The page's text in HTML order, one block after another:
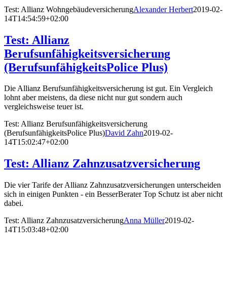
Test: Allianz WohngebäudeversicherungAlexander Herbert2019-02-
14T14:54:59+02:00
Test: Allianz
Berufsunfähigkeitsversicherung
(BerufsunfähigkeitsPolice Plus)
Die Allianz Berufsunfähigkeitsversicherung ist gut. Ein Vergleich
lohnt aber meistens, da diese nicht nur gut sondern auch
vergleichsweise teuer ist.
Test: Allianz Berufsunfähigkeitsversicherung
(BerufsunfähigkeitsPolice Plus)David Zahn2019-02-
14T15:02:47+02:00
Test: Allianz Zahnzusatzversicherung
Die vier Tarife der Allianz Zahnzusatzversicherungen unterscheiden
sich in einigen Punkten - ein BesserBerater Top Schutz ist aber nicht
dabei.
Test: Allianz ZahnzusatzversicherungAnna Müller2019-02-
14T15:03:48+02:00